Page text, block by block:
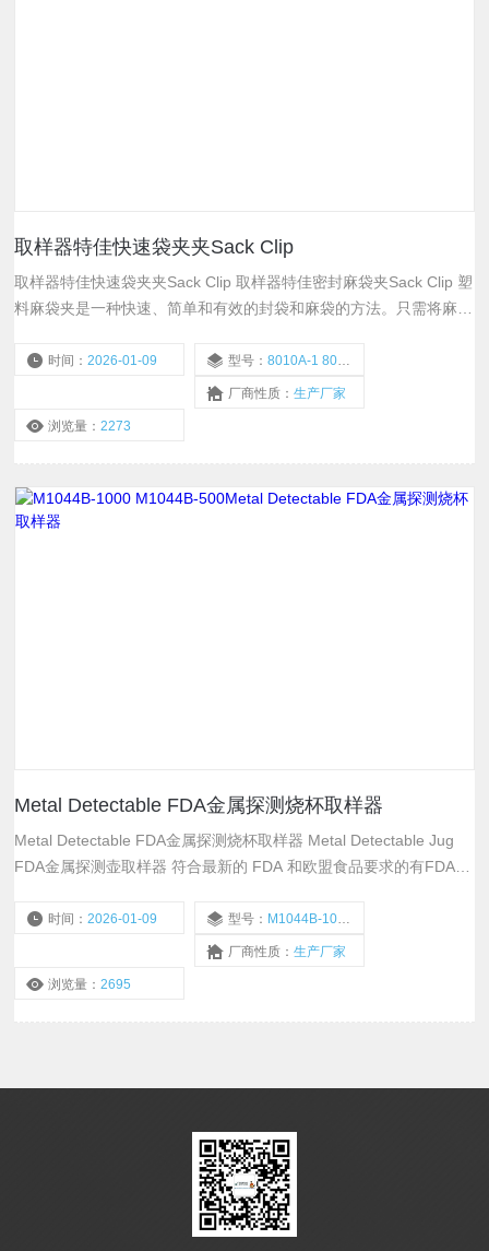
取样器特佳快速袋夹夹Sack Clip
取样器特佳快速袋夹夹Sack Clip 取样器特佳密封麻袋夹Sack Clip 塑
料麻袋夹是一种快速、简单和有效的封袋和麻袋的方法。只需将麻袋
此非常适合各种麻袋。这些夹子有标准聚酰胺和金属可检测版本。
关键特征-同类最佳 夹子具有内置棘轮系统，可确保紧密闭合。还有
时间：2026-01-09 型号： 8010A-1 8010M-1
厂商性质： 生产厂家
浏览量：2273
Metal Detectable FDA金属探测烧杯取样器
Metal Detectable FDA金属探测烧杯取样器 Metal Detectable Jug
FDA金属探测壶取样器 符合最新的 FDA 和欧盟食品要求的有FDA
186.1374 、 EU Regulations 10/2011 & Conforms to EC
时间：2026-01-09 型号： M1044B-1000 M1044B-500
厂商性质： 生产厂家
浏览量：2695